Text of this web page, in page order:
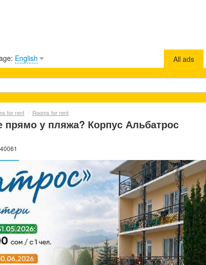
English All ads
for rent / Rooms for rent
прямо у пляжа? Корпус Альбатрос